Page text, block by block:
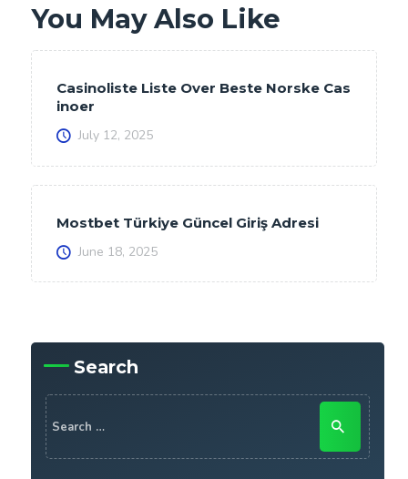
You May Also Like
Casinoliste Liste Over Beste Norske Cas
inoer
July 12, 2025
Mostbet Türkiye Güncel Giriş Adresi
June 18, 2025
Search
Search
for: